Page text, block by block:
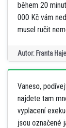
během 20
000 Kč vám
musel ručit
Autor: Franta
Vaneso,
najdete tam
vyplacení
jsou označené